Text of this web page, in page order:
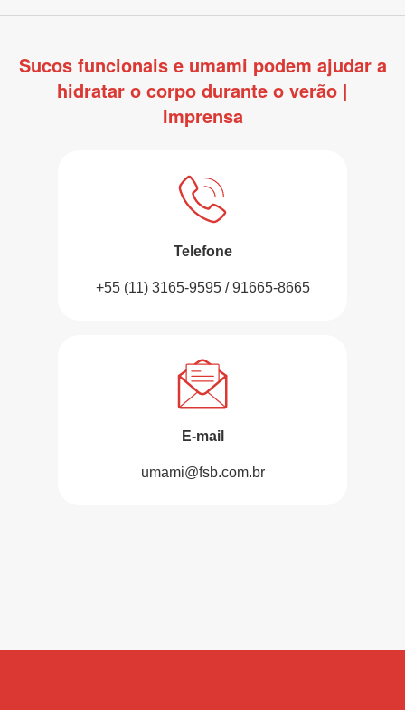
Sucos funcionais e umami podem ajudar a
hidratar o corpo durante o verão |
Imprensa
Telefone
+55 (11) 3165-9595 / 91665-8665
E-mail
umami@fsb.com.br